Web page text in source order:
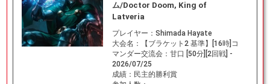
ム/Doctor Doom, King of
Latveria
プレイヤー： Shimada Hayate
大会名：
【ブラケット2 基準】[16時]コ
マンダー交流会：甘口 [50分][2回戦] -
2026/07/25
成績： 民主的勝利賞